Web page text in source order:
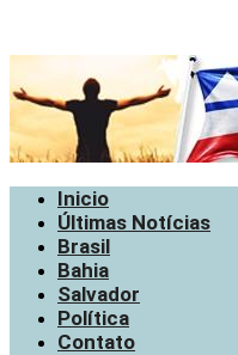
Inicio
Últimas Notícias
Brasil
Bahia
Salvador
Política
Contato